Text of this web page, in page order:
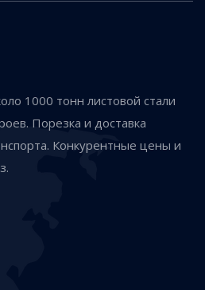
1000 тонн листовой стали
Порезка и доставка
Конкурентные цены и